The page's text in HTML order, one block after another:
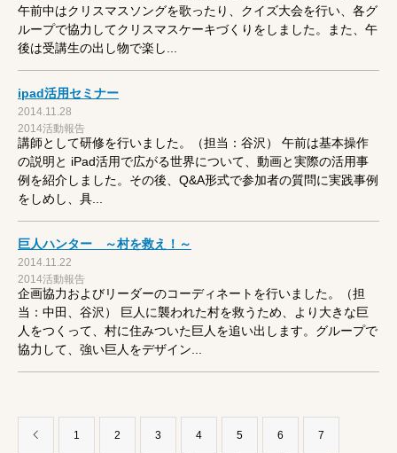
午前中はクリスマスソングを歌ったり、クイズ大会を行い、各グ
ループで協力してクリスマスケーキづくりをしました。また、午
後は受講生の出し物で楽し...
ipad活用セミナー
2014.11.28
2014活動報告
講師として研修を行いました。（担当：谷沢） 午前は基本操作
の説明と iPad活用で広がる世界について、動画と実際の活用事
例を紹介しました。その後、Q&A形式で参加者の質問に実践事例
をしめし、具...
巨人ハンター ～村を救え！～
2014.11.22
2014活動報告
企画協力およびリーダーのコーディネートを行いました。（担
当：中田、谷沢） 巨人に襲われた村を救うため、より大きな巨
人をつくって、村に住みついた巨人を追い出します。グループで
協力して、強い巨人をデザイン...
1 2 3 4 5 6 7